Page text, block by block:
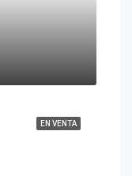
EN VENTA